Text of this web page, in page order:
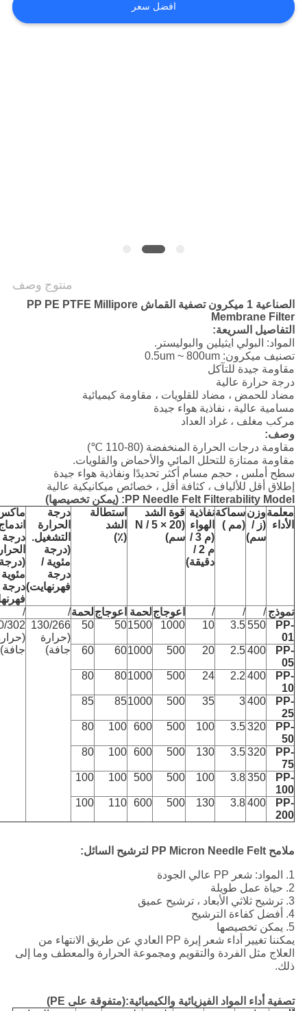
خريطة
افضل سعر
منتوج وصف
الصناعية 1 ميكرون تصفية القماش PP PE PTFE Millipore
Membrane Filter
التفاصيل السريعة:
المواد: البولي ايثيلين والبوليستر.
تصنيف ميكرون: 0.5um ~ 800um
مقاومة جيدة للتآكل
درجة حرارة عالية
مضاد للحمض ، مضاد للقلويات ، مقاومة كيميائية
مسامية عالية ، نفاذية هواء جيدة
مركب مغلف ، غراد العداد
وصف:
مقاومة درجات الحرارة المنخفضة (80-110 ℃)
مقاومة ممتازة للتحلل المائي والأحماض والقلويات.
سطح أملس ، حجم مسام أكثر تحديدًا ونفاذية هواء جيدة
إطلاق أقل للألياف ، كثافة أقل ، خصائص ميكانيكية عالية
PP Needle Felt Filterability Model: (يمكن تخصيصها)
معلمة
الأداء
وزن
(ز /
سم)
سماكة
(مم )
نفاذية
الهواء
(م 3 /
م 2 /
دقيقة)
قوة الشد
(N / 5 × 20
سم)
استطالة
الشد
(٪)
درجة
الحرارة
التشغيل.
(درجة
مئوية /
درجة
فهرنهايت)
درجة
درجة
نموذج /
/
/ اعوجاجلحمة اعوجاجلحمة/
/
PP-
01
550
3.5
10
1000
1500
50
50
130/266
(حرارة
جافة)
302
جافة)
PP-
05
400
2.5
20
500
1000
60
60
PP-
10
400
2.2
24
500
1000
80
80
PP-
25
400
3
35
500
1000
85
85
PP-
50
320
3.5
100
500
600
100
80
PP-
75
320
3.5
130
500
600
100
80
PP-
100
350
3.8
100
500
500
100
100
PP-
200
400
3.8
130
500
600
110
100
ملامح PP Micron Needle Felt لترشيح السائل:
1. المواد: شعر PP عالي الجودة
2. حياة عمل طويلة
3. ترشيح ثلاثي الأبعاد ، ترشيح عميق
4. أفضل كفاءة الترشيح
5. يمكن تخصيصها
يمكننا تغيير أداء شعر إبرة PP العادي عن طريق الانتهاء من
العلاج مثل الفردة والتقويم ومجموعة الحرارة والمعطف وما إلى
ذلك.
تصفية أداء المواد الفيزيائية والكيميائية:(متفوقة على PE)